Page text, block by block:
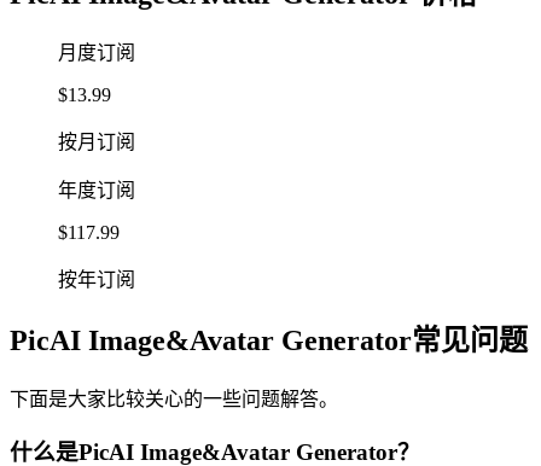
月度订阅
$13.99
按月订阅
年度订阅
$117.99
按年订阅
PicAI Image&Avatar Generator常见问题
下面是大家比较关心的一些问题解答。
什么是PicAI Image&Avatar Generator？